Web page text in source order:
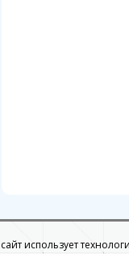
использует